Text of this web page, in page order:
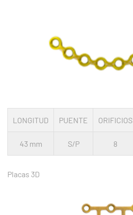
LONGITUD PUENTE ORIFICIOS
43 mm S/P 8
Placas 3D